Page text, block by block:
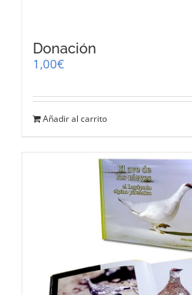
Donación
1,00€
Añadir al carrito